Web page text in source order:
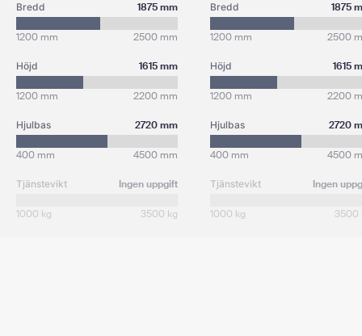
Bredd 1875 mm
1200 mm 2500 mm
Höjd 1615 mm
1200 mm 2200 mm
Hjulbas 2720 mm
400 mm 4500 mm
Tjänstevikt Ingen uppgift
1000 kg 3500 kg
Bredd 1875
1200 mm 2500
Höjd 1615
1200 mm 2200
Hjulbas 2720
400 mm 4500
Tjänstevikt Ingen
1000 kg 3500